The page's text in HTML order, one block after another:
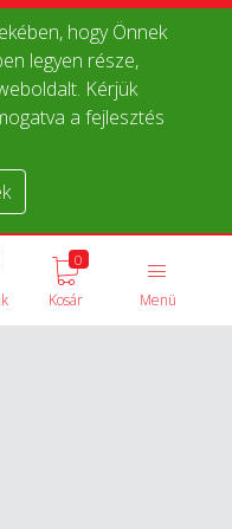
hogy Önnek
legyen része,
Kérjük
a fejlesztés
Menü
0
Kosár